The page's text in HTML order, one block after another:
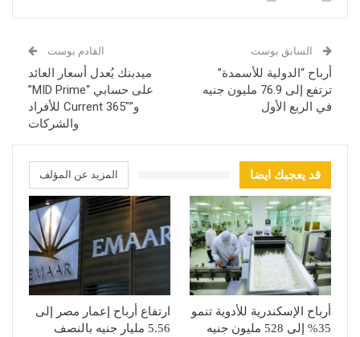
السابق بوست
أرباح “الدولية للأسمدة”
ترتفع إلى 76.9 مليون جنيه
في الربع الأول
القادم بوست
ميدبنك يُعدل أسعار العائد
على حسابي “MID Prime”
و”Current 365″ للأفراد
والشركات
قد يعجبك ايضا المزيد عن المؤلف
أرباح الإسكندرية للأدوية تنمو
35% إلى 528 مليون جنيه
ارتفاع أرباح إعمار مصر إلى
5.56 مليار جنيه بالنصف